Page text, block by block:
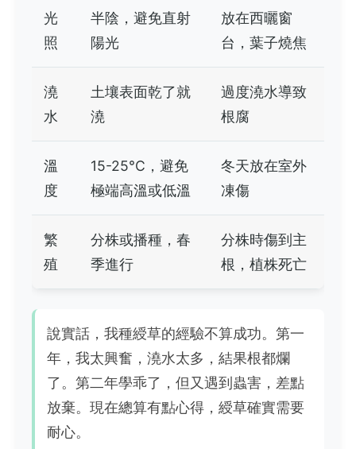
光
照
半陰，避免直射
陽光
放在西曬窗
台，葉子燒焦
澆
水
土壤表面乾了就
澆
過度澆水導致
根腐
溫
度
15-25°C，避免
極端高溫或低溫
冬天放在室外
凍傷
繁
殖
分株或播種，春
季進行
分株時傷到主
根，植株死亡
說實話，我種綬草的經驗不算成功。第一
年，我太興奮，澆水太多，結果根都爛
了。第二年學乖了，但又遇到蟲害，差點
放棄。現在總算有點心得，綬草確實需要
耐心。